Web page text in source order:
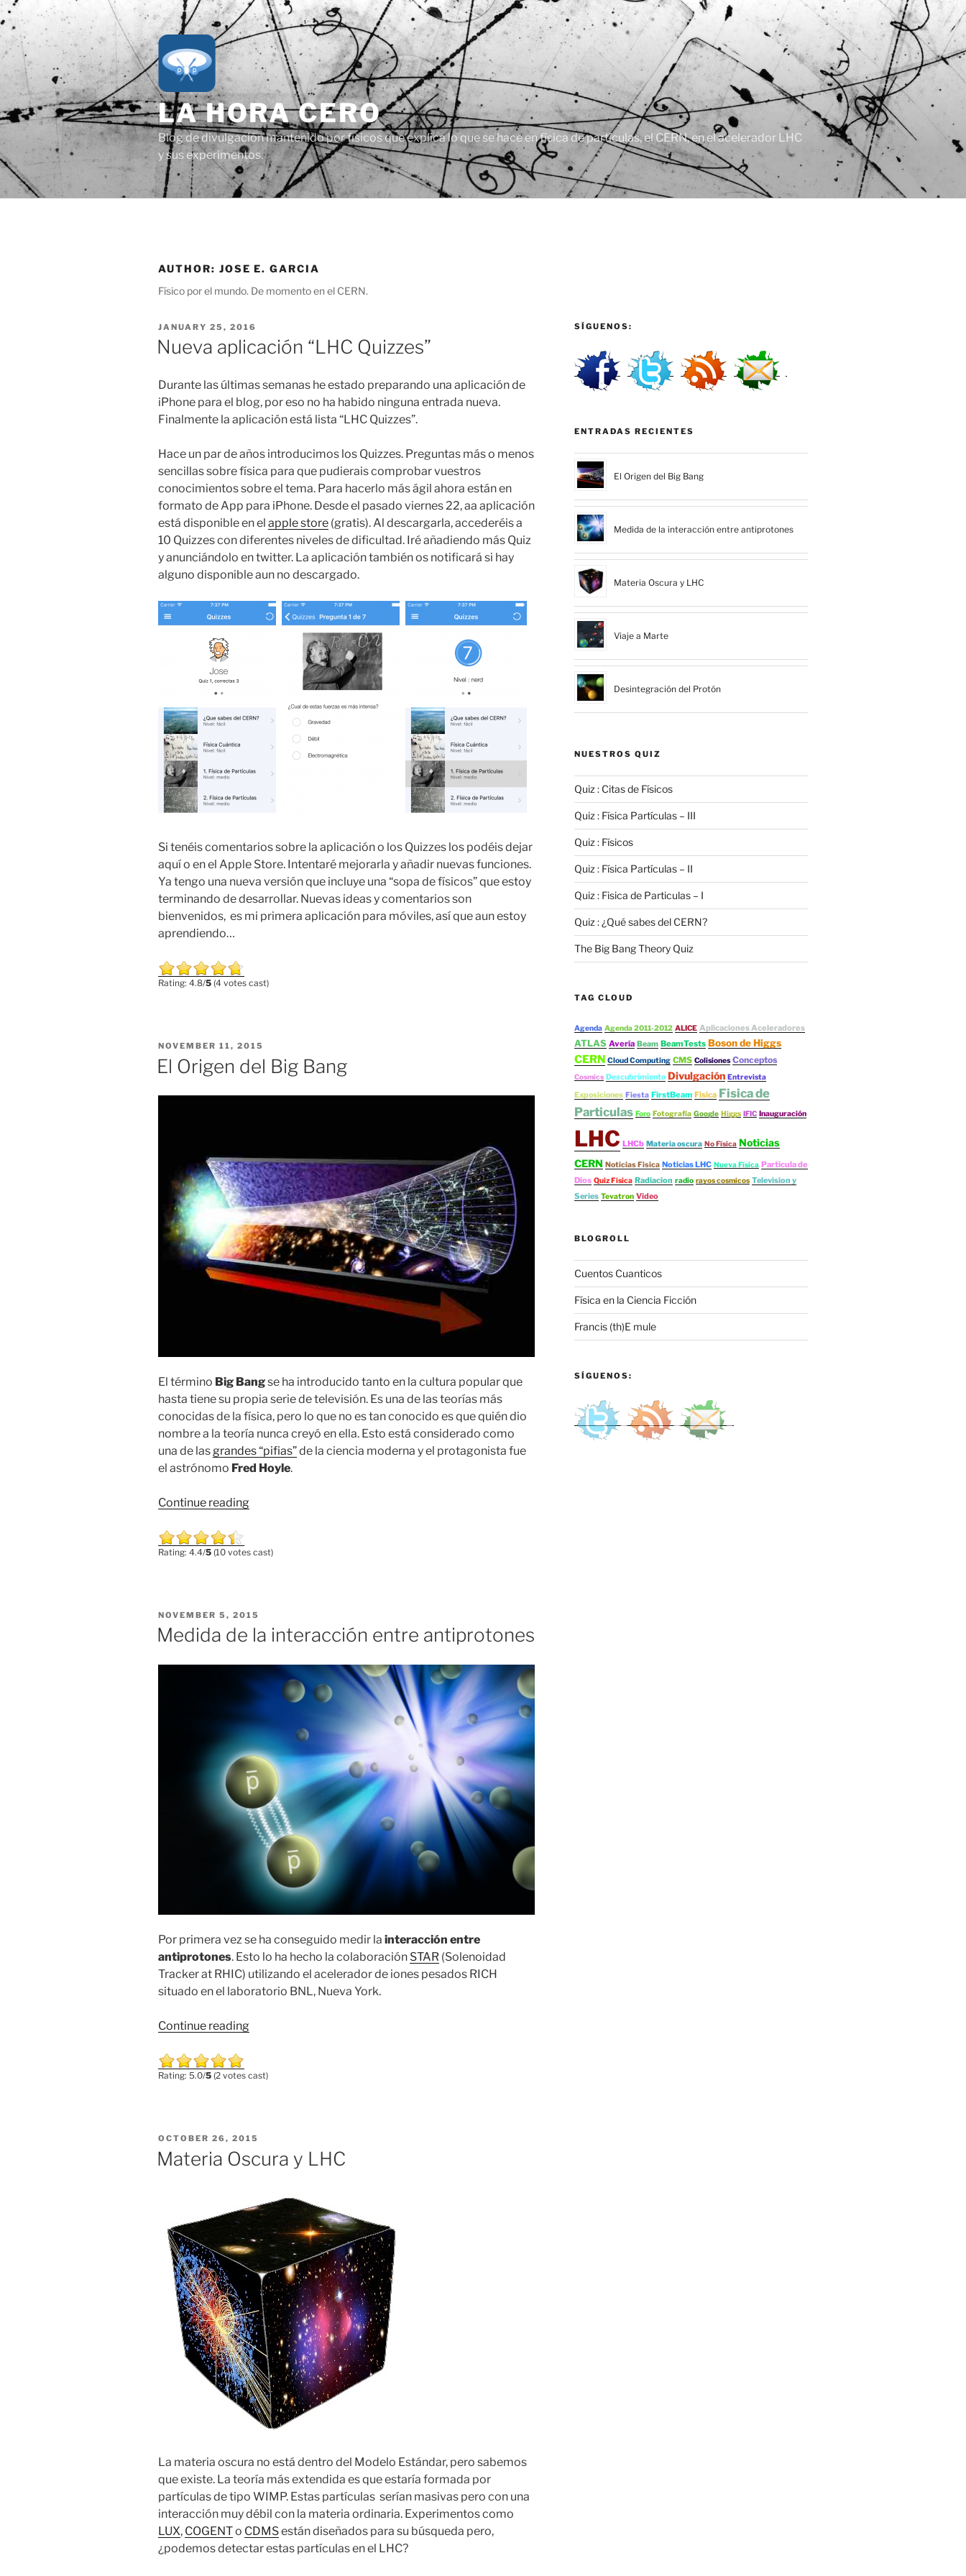
Skip
to
content
LA HORA CERO
Blog de divulgación mantenido por físicos que explica lo que se hace en física de partículas, el CERN, en el acelerador LHC
y sus experimentos.
AUTHOR: JOSE E. GARCIA
Físico por el mundo. De momento en el CERN.
POSTED
ON
JANUARY 25, 2016
Nueva aplicación “LHC Quizzes”
Durante las últimas semanas he estado preparando una aplicación de
iPhone para el blog, por eso no ha habido ninguna entrada nueva.
Finalmente la aplicación está lista “LHC Quizzes”.
Hace un par de años introducimos los Quizzes. Preguntas más o menos
sencillas sobre física para que pudierais comprobar vuestros
conocimientos sobre el tema. Para hacerlo más ágil ahora están en
formato de App para iPhone. Desde el pasado viernes 22, aa aplicación
está disponible en el apple store (gratis). Al descargarla, accederéis a
10 Quizzes con diferentes niveles de dificultad. Iré añadiendo más Quiz
y anunciándolo en twitter. La aplicación también os notificará si hay
alguno disponible aun no descargado.
Si tenéis comentarios sobre la aplicación o los Quizzes los podéis dejar
aquí o en el Apple Store. Intentaré mejorarla y añadir nuevas funciones.
Ya tengo una nueva versión que incluye una “sopa de físicos” que estoy
terminando de desarrollar. Nuevas ideas y comentarios son
bienvenidos, es mi primera aplicación para móviles, así que aun estoy
aprendiendo…
Rating: 4.8/5 (4 votes cast)
POSTED
NOVEMBER 11, 2015
El Origen del Big Bang
El término Big Bangse ha introducido tanto en la cultura popular que
hasta tiene su propia serie de televisión. Es una de las teorías más
conocidas de la física, pero lo que no es tan conocido es que quién dio
nombre a la teoría nunca creyó en ella. Esto está considerado como
una de las grandes “pifias”de la ciencia moderna y el protagonista fue
el astrónomo Fred Hoyle.
Continue reading“El
Big
Rating: 4.4/5 (10 votes cast)
POSTED
ON
NOVEMBER 5, 2015
Medida de la interacción entre antiprotones
Por primera vez se ha conseguido medir la interacción entre
antiprotones. Esto lo ha hecho la colaboración STAR (Solenoidad
Tracker at RHIC) utilizando el acelerador de iones pesados RICH
situado en el laboratorio BNL, Nueva York.
Continue reading“Medida
interacción
Rating: 5.0/5 (2 votes cast)
POSTED
ON
OCTOBER 26, 2015
Materia Oscura y LHC
La materia oscura no está dentro del Modelo Estándar, pero sabemos
que existe. La teoría más extendida es que estaría formada por
partículas de tipo WIMP. Estas partículas serían masivas pero con una
interacción muy débil con la materia ordinaria. Experimentos como
LUX, COGENTo CDMSestán diseñados para su búsqueda pero,
¿podemos detectar estas partículas en el LHC?
SÍGUENOS:
ENTRADAS RECIENTES
El Origen del Big Bang
Medida de la interacción entre antiprotones
Materia Oscura y LHC
Viaje a Marte
Desintegración del Protón
NUESTROS QUIZ
Quiz : Citas de Físicos
Quiz : Física Partículas – III
Quiz : Físicos
Quiz : Física Partículas – II
Quiz : Fisica de Particulas – I
Quiz : ¿Qué sabes del CERN?
The Big Bang Theory Quiz
TAG CLOUD
Agenda Agenda 2011-2012 ALICE Aplicaciones Aceleradores
ATLAS Avería Beam BeamTests Boson de Higgs
CERN Cloud Computing CMS Colisiones Conceptos
Cosmics Descubrimiento Divulgación Entrevista
Exposiciones Fiesta FirstBeam Fisica Fisica de
Particulas Foro Fotografía Google Higgs IFIC Inauguración
LHC LHCb Materia oscura No Física Noticias
CERN Noticias Fisica Noticias LHC Nueva Física Particula de
Dios Quiz Fisica Radiacion radio rayos cosmicos Television y
Series Tevatron Video
BLOGROLL
Cuentos Cuanticos
Física en la Ciencia Ficción
Francis (th)E mule
SÍGUENOS: